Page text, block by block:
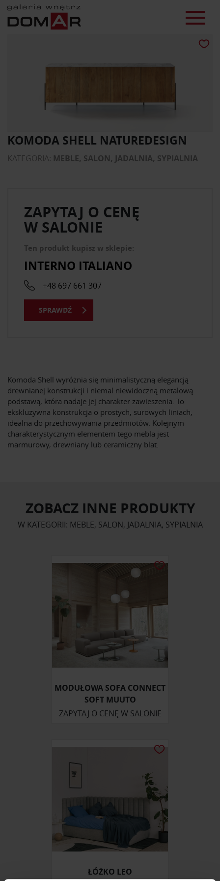
KOMODA SHELL NATUREDESIGN
KATEGORIA: MEBLE, SALON, JADALNIA, SYPIALNIA
Komoda Shell wyróżnia się minimalistyczną elegancją
drewnianej konstrukcji i niemal niewidoczną metalową
podstawą, która nadaje jej charakter zawieszenia. To
ekskluzywna konstrukcja o prostych, surowych liniach,
idealna do przechowywania przedmiotów. Kolejnym
charakterystycznym elementem tego mebla jest
marmurowy, drewniany lub ceramiczny blat.
ZAPYTAJ O CENĘ
W SALONIE
Ten produkt kupisz w sklepie:
INTERNO ITALIANO
+48 697 661 307
SPRAWDŹ
ZOBACZ INNE PRODUKTY
W KATEGORII: MEBLE, SALON, JADALNIA, SYPIALNIA
MODUŁOWA SOFA CONNECT
SOFT MUUTO
ZAPYTAJ O CENĘ W SALONIE
ŁÓŻKO LEO